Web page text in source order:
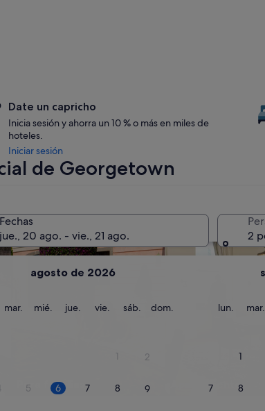
Fechas
jue., 20 ago. - vie., 21 ago.
agosto de 2026
mar. martes
mié. miércoles
jue. jueves
vie. viernes
sáb. sábado
dom.
1 2
5 6 7 8 9
lun. lunesmar.
1
7 8
2
Date un capricho
Inicia sesión y ahorra un 10 % o más en miles de
hoteles.
Iniciar sesión
de Georgetown
Para familias Apartamento